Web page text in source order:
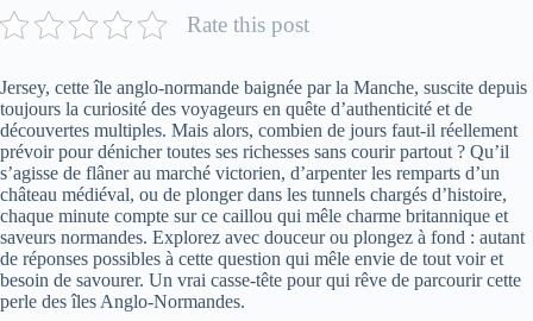
Rate this post
Jersey, cette île anglo-normande baignée par la Manche, suscite depuis
toujours la curiosité des voyageurs en quête d’authenticité et de
découvertes multiples. Mais alors, combien de jours faut-il réellement
prévoir pour dénicher toutes ses richesses sans courir partout ? Qu’il
s’agisse de flâner au marché victorien, d’arpenter les remparts d’un
château médiéval, ou de plonger dans les tunnels chargés d’histoire,
chaque minute compte sur ce caillou qui mêle charme britannique et
saveurs normandes. Explorez avec douceur ou plongez à fond : autant
de réponses possibles à cette question qui mêle envie de tout voir et
besoin de savourer. Un vrai casse-tête pour qui rêve de parcourir cette
perle des îles Anglo-Normandes.